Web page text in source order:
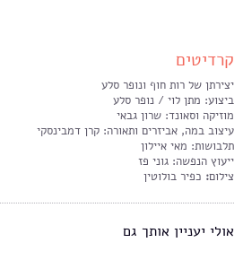
קרדיטים
יצירתן של רות חוף ונופר סלע
ביצוע: מתן לוי / נופר סלע
מוזיקה וסאונד: שרון גבאי
עיצוב במה, אביזרים ותאורה: קרן דמבינסקי
תלבושות: מאי איילון
ייעוץ הנפשה: גוני פז
צילום: כפיר בולוטין
אולי יעניין אותך גם